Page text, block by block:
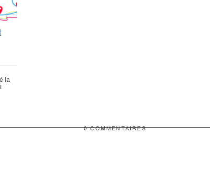
la
0 COMMENTAIRES